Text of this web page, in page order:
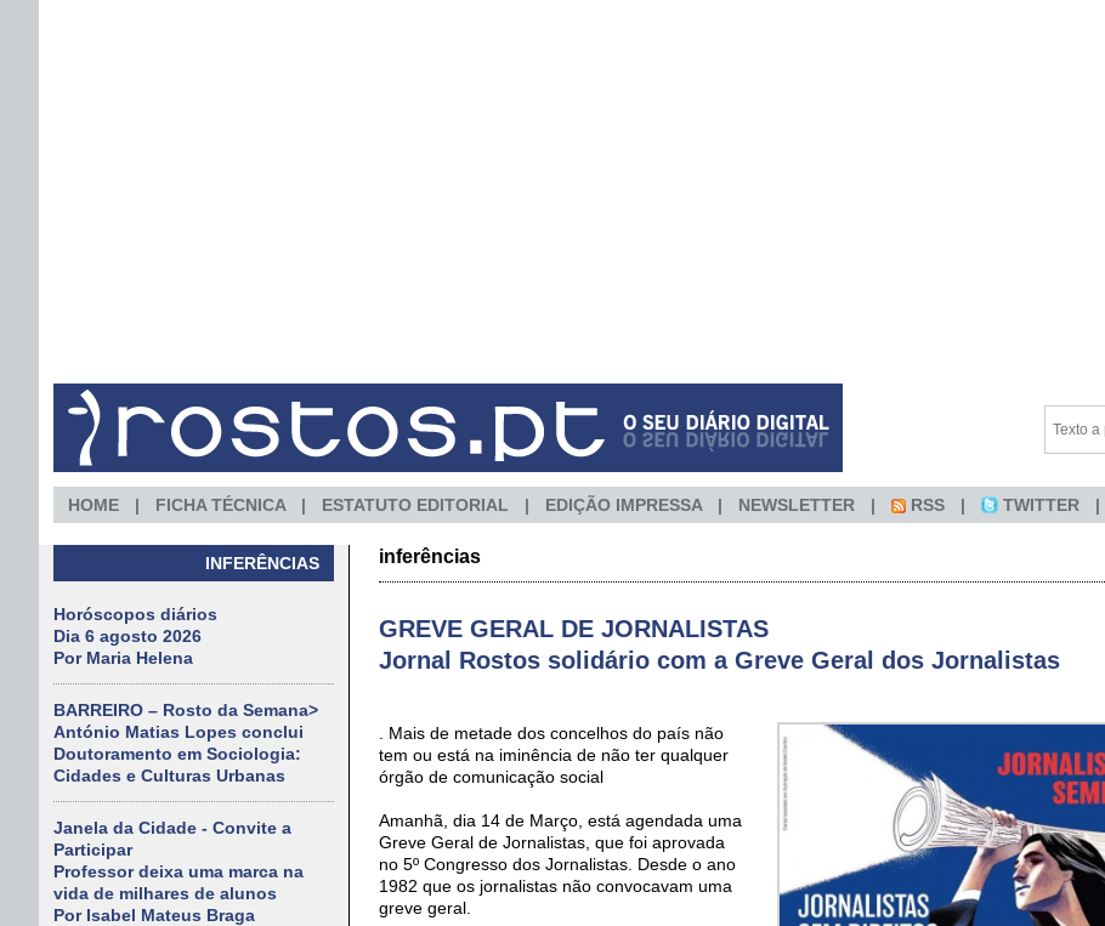
HOME FICHA TÉCNICA ESTATUTO EDITORIAL EDIÇÃO IMPRESSA NEWSLETTER RSS TWITTER
INFERÊNCIAS
Horóscopos diários
Dia 6 agosto 2026
Por Maria Helena
BARREIRO – Rosto da Semana>
António Matias Lopes conclui
Doutoramento em Sociologia:
Cidades e Culturas Urbanas
Janela da Cidade - Convite a
Participar
Professor deixa uma marca na
vida de milhares de alunos
Por Isabel Mateus Braga
inferências
GREVE GERAL DE JORNALISTAS
Jornal Rostos solidário com a Greve Geral dos Jornalistas
. Mais de metade dos concelhos do país não
tem ou está na iminência de não ter qualquer
órgão de comunicação social
Amanhã, dia 14 de Março, está agendada uma
Greve Geral de Jornalistas, que foi aprovada
no 5º Congresso dos Jornalistas. Desde o ano
1982 que os jornalistas não convocavam uma
greve geral.